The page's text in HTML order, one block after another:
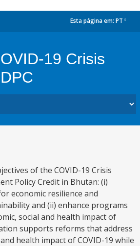
Esta página em: PT
19 Crisis
of the COVID-19 Crisis
Policy Credit in Bhutan: (i)
economic resilience and
and (ii) enhance programs
social and health impact of
supports reforms that address
health impact of COVID-19 while